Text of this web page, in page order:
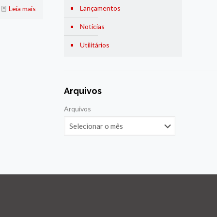
Leia mais Lançamentos
Notícias
Utilitários
Arquivos
Arquivos